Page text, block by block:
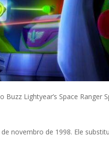
Lightyear’s Space Ranger
novembro de 1998. Ele